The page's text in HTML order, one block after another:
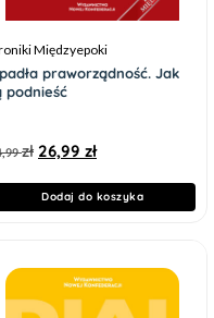
Międzyepoki
praworządność. Jak
podnieść
zł 26,99 zł
Dodaj do koszyka